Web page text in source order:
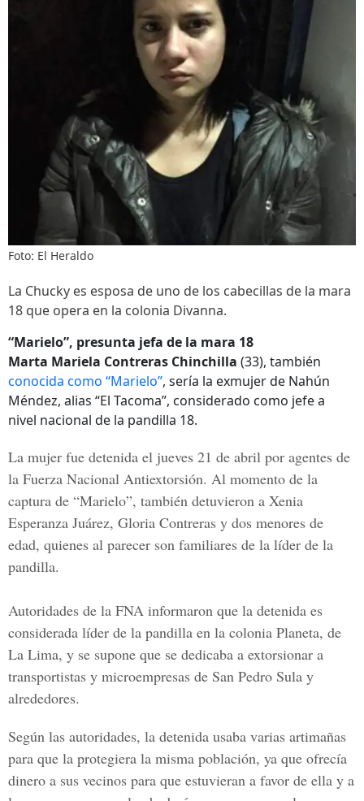
Foto: El Heraldo
La Chucky es esposa de uno de los cabecillas de la mara
18 que opera en la colonia Divanna.
“Marielo”, presunta jefa de la mara 18
Marta Mariela Contreras Chinchilla (33), también
conocida como “Marielo”, sería la exmujer de Nahún
Méndez, alias “El Tacoma”, considerado como jefe a
nivel nacional de la pandilla 18.
La mujer fue detenida el jueves 21 de abril por agentes de
la Fuerza Nacional Antiextorsión. Al momento de la
captura de “Marielo”, también detuvieron a Xenia
Esperanza Juárez, Gloria Contreras y dos menores de
edad, quienes al parecer son familiares de la líder de la
pandilla.
Autoridades de la FNA informaron que la detenida es
considerada líder de la pandilla en la colonia Planeta, de
La Lima, y se supone que se dedicaba a extorsionar a
transportistas y microempresas de San Pedro Sula y
alrededores.
Según las autoridades, la detenida usaba varias artimañas
para que la protegiera la misma población, ya que ofrecía
dinero a sus vecinos para que estuvieran a favor de ella y a